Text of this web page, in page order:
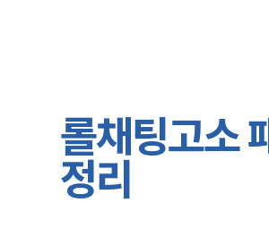
롤채팅고소
정리